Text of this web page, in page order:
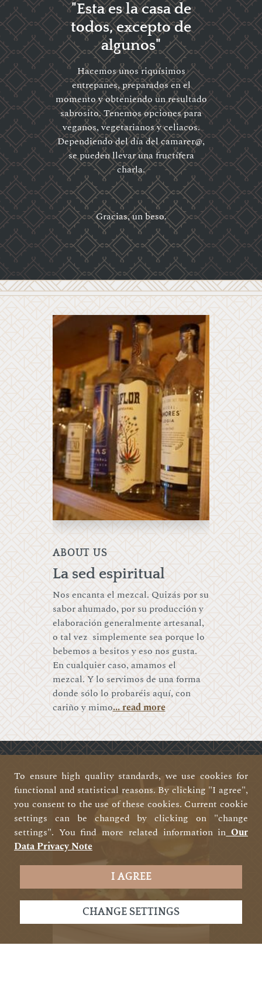
"Esta es la casa de
todos, excepto de
algunos"
Hacemos unos riquísimos
entrepanes, preparados en el
momento y obteniendo un resultado
sabrosito. Tenemos opciones para
veganos, vegetarianos y celiacos.
Dependiendo del día del camarer@,
se pueden llevar una fructífera
charla.
Gracias, un beso.
ABOUT US
La sed espiritual
Nos encanta el mezcal. Quizás por su
sabor ahumado, por su producción y
elaboración generalmente artesanal,
o tal vez simplemente sea porque lo
bebemos a besitos y eso nos gusta.
En cualquier caso, amamos el
mezcal. Y lo servimos de una forma
donde sólo lo probaréis aquí, con
cariño y mimo... read more
To ensure high quality standards, we use cookies for
functional and statistical reasons. By clicking "I agree",
you consent to the use of these cookies. Current cookie
settings can be changed by clicking on "change
settings". You find more related information inOur
Data Privacy Note
CHANGE SETTINGS
I AGREE